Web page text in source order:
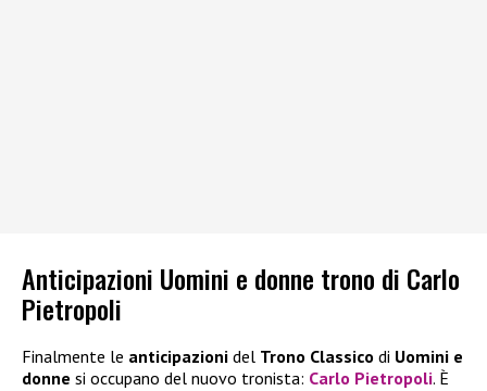
Anticipazioni Uomini e donne trono di Carlo
Pietropoli
Finalmente le anticipazioni del Trono Classico di Uomini e
donne si occupano del nuovo tronista: Carlo Pietropoli. È